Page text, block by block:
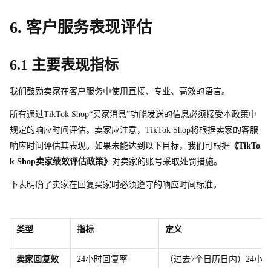
6. 客户服务表现评估
6.1 主要表现指标
我们鼓励卖家在客户服务中使用直接、专业、高效的语言。
所有通过TikTok Shop“买家消息”功能发送的信息必须接受本政策中
规定的响应时间评估。卖家应注意，TikTok Shop将根据卖家的客服
响应时间评估其表现。如果未能达到以下目标，我们可根据 《TikTo
k Shop卖家绩效评估政策》 对卖家的账号采取处罚措施。
下表明确了卖家在回复买家时必须遵守的响应时间标准。
类型 指标 定义
卖家回复效
24小时回复率 （过去7个日历日内）24小